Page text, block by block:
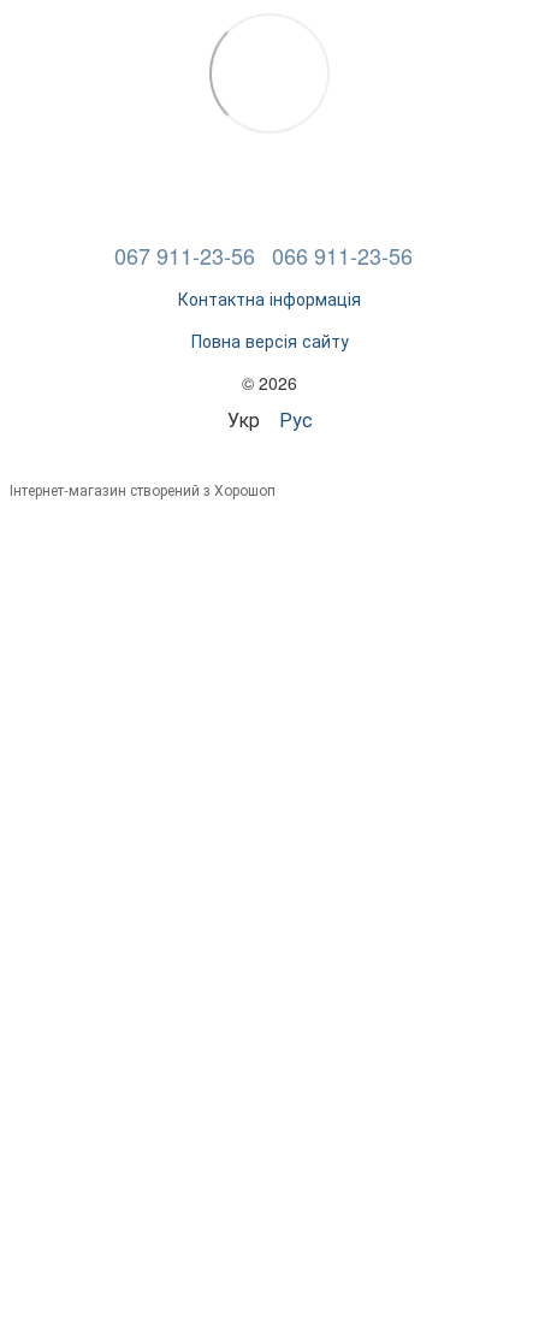
067 911-23-56 066 911-23-56
Контактна інформація
Повна версія сайту
© 2026
Укр Рус
Інтернет-магазин створений з Хорошоп